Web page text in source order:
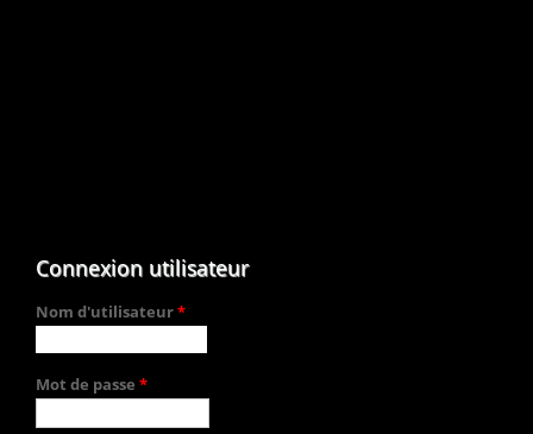
Connexion utilisateur
Nom d'utilisateur*
Mot de passe *